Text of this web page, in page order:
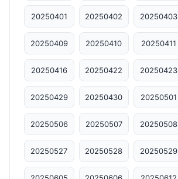
20250401 20250402 20250403
20250409 20250410 20250411
20250416 20250422 20250423
20250429 20250430 20250501
20250506 20250507 20250508
20250527 20250528 20250529